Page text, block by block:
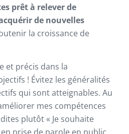
prêt à relever de
de nouvelles
la croissance de
et précis dans la
! Évitez les généralités
qui sont atteignables. Au
mes compétences
plutôt « Je souhaite